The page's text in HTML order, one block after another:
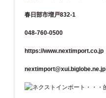
春日部市増戸832-1
048-760-0500
https://www.nextimport.co.jp
nextimport@xui.biglobe.ne.jp